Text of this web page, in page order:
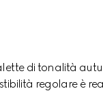
di tonalità
regolare è